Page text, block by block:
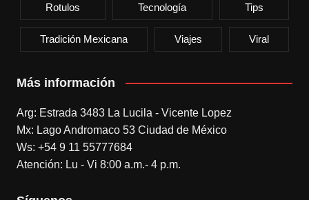
Rotulos Tecnología Tips
Tradición Mexicana Viajes Viral
Más información
Arg: Estrada 3483 La Lucila - Vicente Lopez
Mx: Lago Andromaco 53 Ciudad de México
Ws: +54 9 11 55777684
Atención: Lu - Vi 8:00 a.m.- 4 p.m.